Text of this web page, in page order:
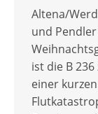
Altena/
und
ist die B
einer